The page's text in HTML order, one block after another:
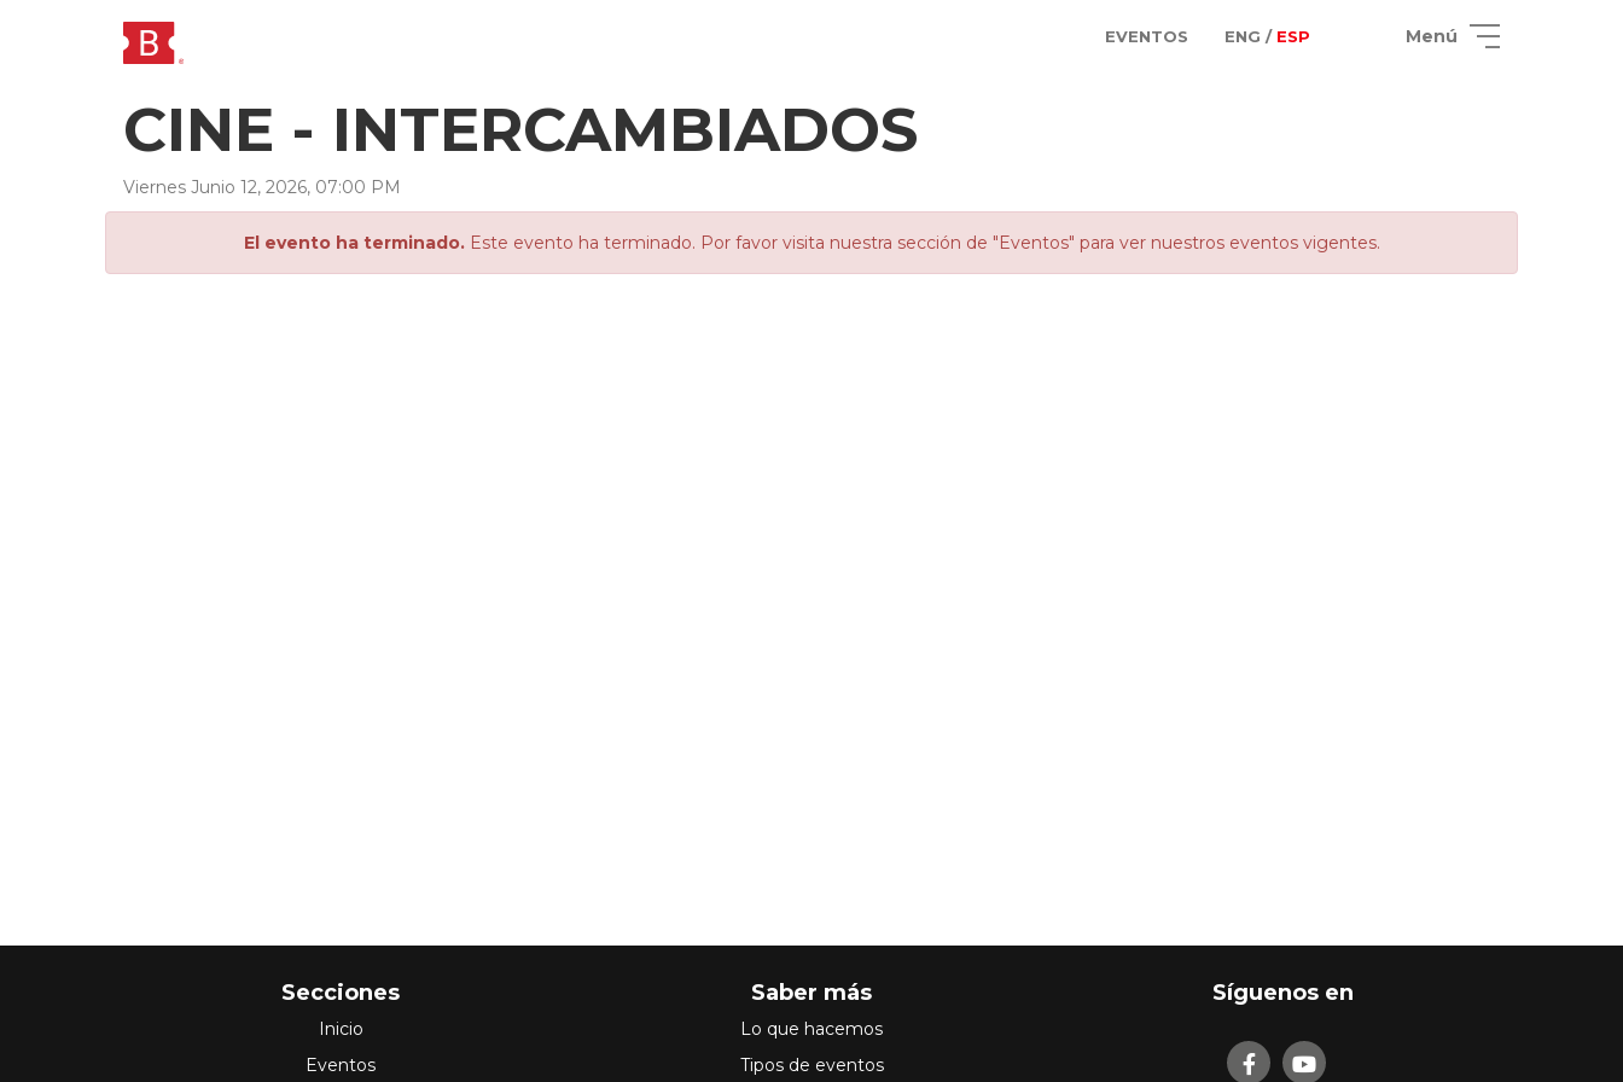
EVENTOS ENG / ESP Menú
CINE - INTERCAMBIADOS
Viernes Junio 12, 2026, 07:00 PM
El evento ha terminado.Este evento ha terminado. Por favor visita nuestra sección de "Eventos" para ver nuestros eventos vigentes.
Secciones
Inicio
Eventos
Saber más
Lo que hacemos
Tipos de eventos
Síguenos en